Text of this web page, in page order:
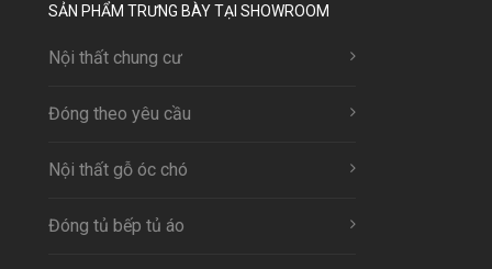
SẢN PHẨM TRƯNG BÀY TẠI SHOWROOM
Nội thất chung cư
Đóng theo yêu cầu
Nội thất gỗ óc chó
Đóng tủ bếp tủ áo